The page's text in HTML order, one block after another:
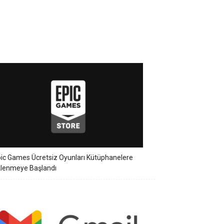
Games Ücretsiz Oyunları Kütüphanelere
Başlandı